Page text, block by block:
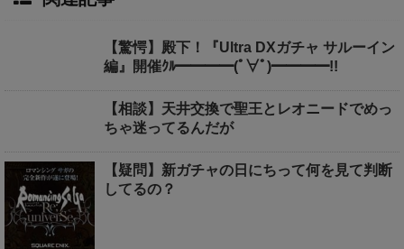
【驚愕】殿下！『Ultra DXガチャ サルーイン
編』開催ｸﾙ━━━━(ﾟ∀ﾟ)━━━━!!
【相談】天井交換で聖王とレオニードでめっ
ちゃ迷ってるんだが
【疑問】新ガチャの日にちって何を見て判断
してるの？